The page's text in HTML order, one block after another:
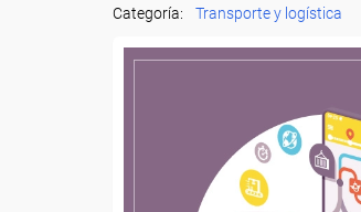
Categoría: Transporte y logística